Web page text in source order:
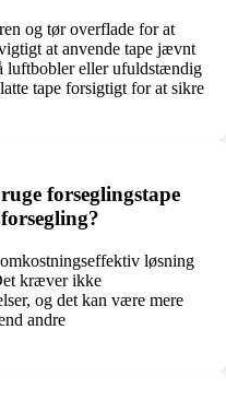
og tør overflade for at
at anvende tape jævnt
luftbobler eller ufuldstændig
tape forsigtigt for at sikre
forseglingstape
løsning
kræver ikke
og det kan være mere
andre